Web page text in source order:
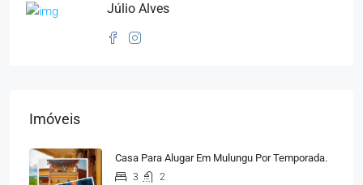
Júlio Alves
Imóveis
Casa Para Alugar Em Mulungu Por Temporada.
3
2